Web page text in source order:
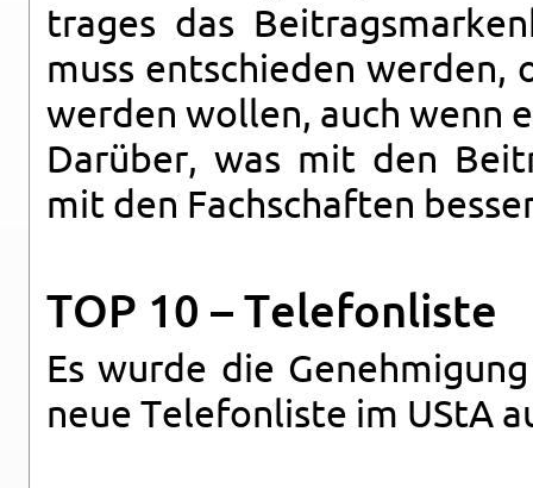
tra­ges das
muss ent­schie­den wer­den,
wer­den wol­len, auch wenn
Dar­über, was mit den
mit den Fach­schaf­ten
TOP 10 – Te­le­fon­lis­te
Es wurde die
neue Te­le­fon­lis­te im UStA